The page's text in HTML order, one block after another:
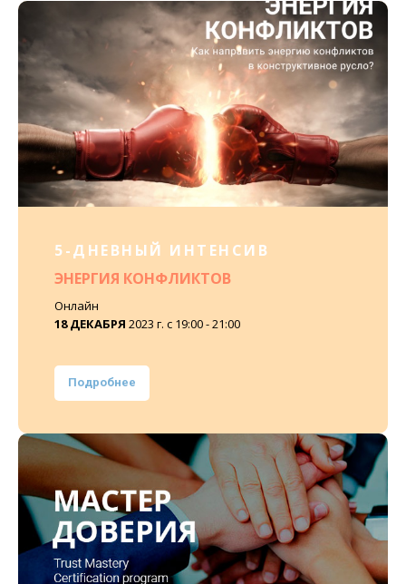
5-ДНЕВНЫЙ ИНТЕНСИВ
ЭНЕРГИЯ КОНФЛИКТОВ
Онлайн
18 ДЕКАБРЯ 2023 г. с 19:00 - 21:00
Подробнее